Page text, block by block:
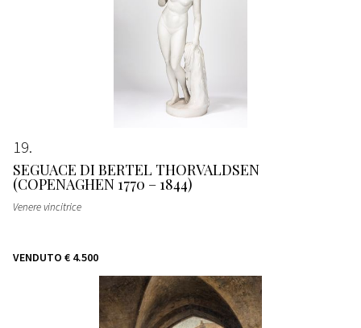
19
SEGUACE DI BERTEL THORVALDSEN
(COPENAGHEN 1770 – 1844)
Venere vincitrice
VENDUTO € 4.500